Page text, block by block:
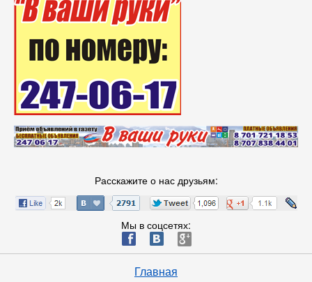
Расскажите о нас друзьям:
Мы в соцсетях:
ä æ è
Главная